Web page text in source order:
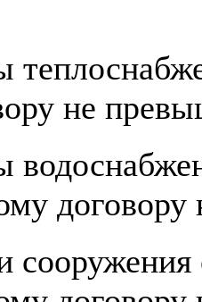
не
сооружения